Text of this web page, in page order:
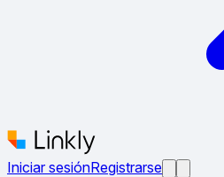
Iniciar sesiónRegistrarse